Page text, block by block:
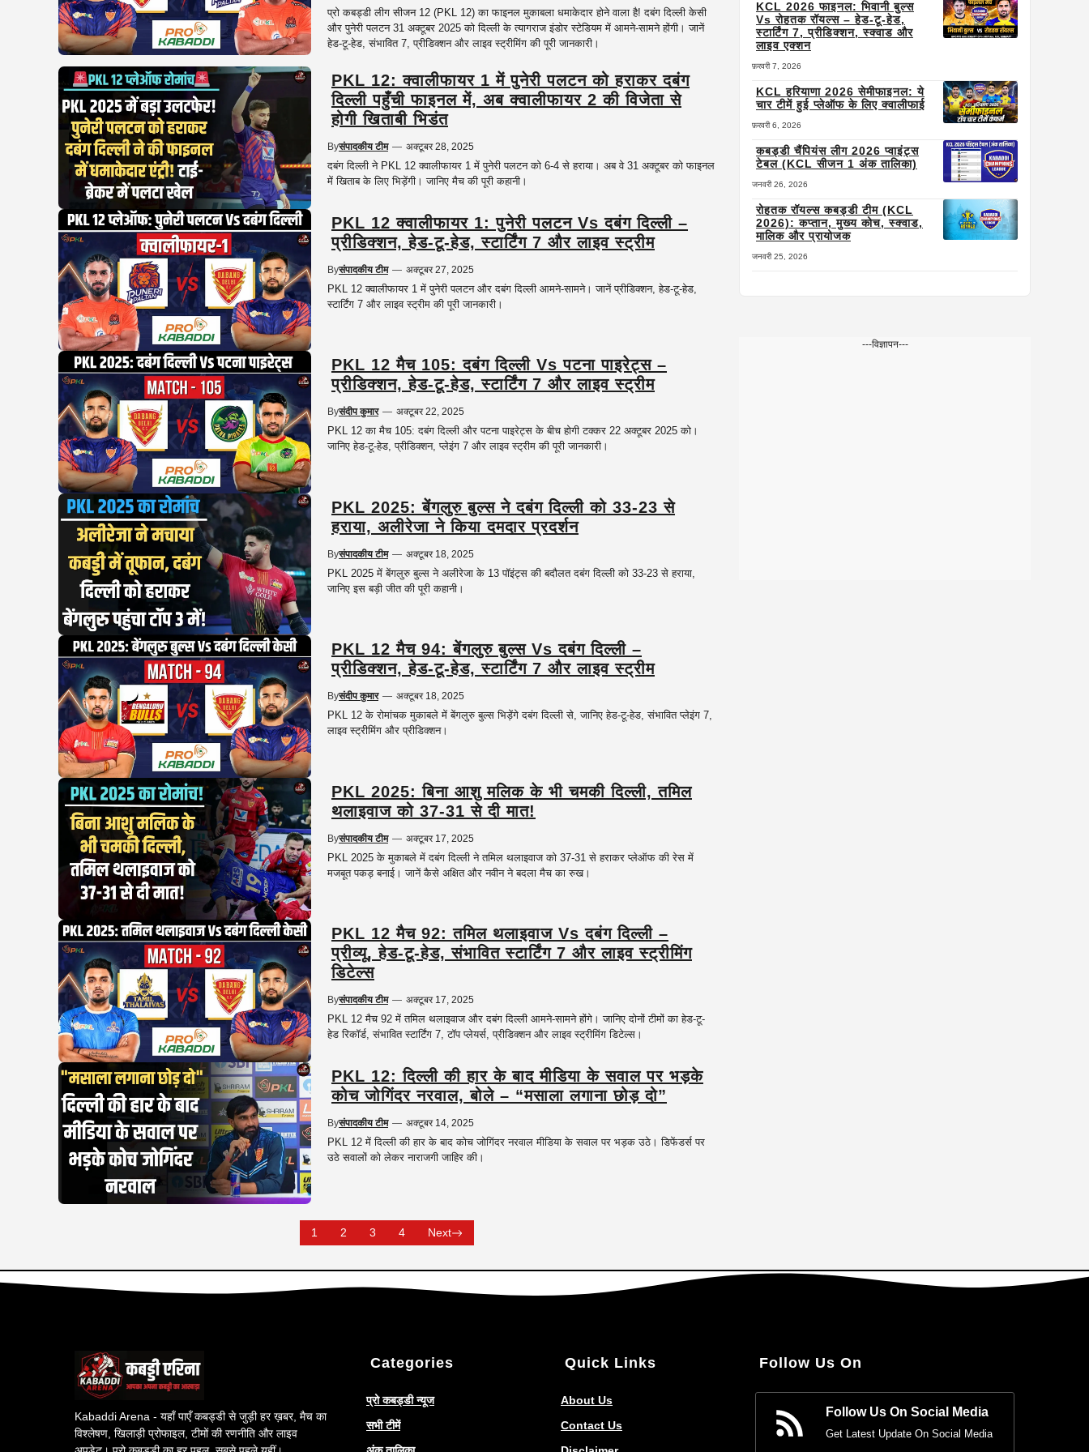
प्रो कबड्डी लीग सीजन 12 (PKL 12) का फाइनल मुकाबला धमाकेदार होने वाला है! दबंग दिल्ली केसी
और पुनेरी पलटन 31 अक्टूबर 2025 को दिल्ली के त्यागराज इंडोर स्टेडियम में आमने-सामने होंगी। जानें
हेड-टू-हेड, संभावित 7, प्रीडिक्शन और लाइव स्ट्रीमिंग की पूरी जानकारी।
PKL 12: क्वालीफायर 1 में पुनेरी पलटन को हराकर दबंग
दिल्ली पहुँची फाइनल में, अब क्वालीफायर 2 की विजेता से
होगी खिताबी भिडंत
Byसंपादकीय टीम — अक्टूबर 28, 2025
दबंग दिल्ली ने PKL 12 क्वालीफायर 1 में पुनेरी पलटन को 6-4 से हराया। अब वे 31 अक्टूबर को फाइनल
में खिताब के लिए भिड़ेंगी। जानिए मैच की पूरी कहानी।
PKL 12 क्वालीफायर 1: पुनेरी पलटन Vs दबंग दिल्ली –
प्रीडिक्शन, हेड-टू-हेड, स्टार्टिंग 7 और लाइव स्ट्रीम
Byसंपादकीय टीम — अक्टूबर 27, 2025
PKL 12 क्वालीफायर 1 में पुनेरी पलटन और दबंग दिल्ली आमने-सामने। जानें प्रीडिक्शन, हेड-टू-हेड,
स्टार्टिंग 7 और लाइव स्ट्रीम की पूरी जानकारी।
PKL 12 मैच 105: दबंग दिल्ली Vs पटना पाइरेट्स –
प्रीडिक्शन, हेड-टू-हेड, स्टार्टिंग 7 और लाइव स्ट्रीम
Byसंदीप कुमार — अक्टूबर 22, 2025
PKL 12 का मैच 105: दबंग दिल्ली और पटना पाइरेट्स के बीच होगी टक्कर 22 अक्टूबर 2025 को।
जानिए हेड-टू-हेड, प्रीडिक्शन, प्लेइंग 7 और लाइव स्ट्रीम की पूरी जानकारी।
PKL 2025: बेंगलुरु बुल्स ने दबंग दिल्ली को 33-23 से
हराया, अलीरेजा ने किया दमदार प्रदर्शन
Byसंपादकीय टीम — अक्टूबर 18, 2025
PKL 2025 में बेंगलुरु बुल्स ने अलीरेजा के 13 पॉइंट्स की बदौलत दबंग दिल्ली को 33-23 से हराया,
जानिए इस बड़ी जीत की पूरी कहानी।
PKL 12 मैच 94: बेंगलुरु बुल्स Vs दबंग दिल्ली –
प्रीडिक्शन, हेड-टू-हेड, स्टार्टिंग 7 और लाइव स्ट्रीम
Byसंदीप कुमार — अक्टूबर 18, 2025
PKL 12 के रोमांचक मुकाबले में बेंगलुरु बुल्स भिड़ेंगे दबंग दिल्ली से, जानिए हेड-टू-हेड, संभावित प्लेइंग 7,
लाइव स्ट्रीमिंग और प्रीडिक्शन।
PKL 2025: बिना आशु मलिक के भी चमकी दिल्ली, तमिल
थलाइवाज को 37-31 से दी मात!
Byसंपादकीय टीम — अक्टूबर 17, 2025
PKL 2025 के मुकाबले में दबंग दिल्ली ने तमिल थलाइवाज को 37-31 से हराकर प्लेऑफ की रेस में
मजबूत पकड़ बनाई। जानें कैसे अक्षित और नवीन ने बदला मैच का रुख।
PKL 12 मैच 92: तमिल थलाइवाज Vs दबंग दिल्ली –
प्रीव्यू, हेड-टू-हेड, संभावित स्टार्टिंग 7 और लाइव स्ट्रीमिंग
डिटेल्स
Byसंपादकीय टीम — अक्टूबर 17, 2025
PKL 12 मैच 92 में तमिल थलाइवाज और दबंग दिल्ली आमने-सामने होंगे। जानिए दोनों टीमों का हेड-टू-
हेड रिकॉर्ड, संभावित स्टार्टिंग 7, टॉप प्लेयर्स, प्रीडिक्शन और लाइव स्ट्रीमिंग डिटेल्स।
PKL 12: दिल्ली की हार के बाद मीडिया के सवाल पर भड़के
कोच जोगिंदर नरवाल, बोले – “मसाला लगाना छोड़ दो”
Byसंपादकीय टीम — अक्टूबर 14, 2025
PKL 12 में दिल्ली की हार के बाद कोच जोगिंदर नरवाल मीडिया के सवाल पर भड़क उठे। डिफेंडर्स पर
उठे सवालों को लेकर नाराजगी जाहिर की।
1 2 3 4 Next
KCL 2026 फाइनल: भिवानी बुल्स
Vs रोहतक रॉयल्स – हेड-टू-हेड,
स्टार्टिंग 7, प्रीडिक्शन, स्क्वाड और
लाइव एक्शन
फ़रवरी 7, 2026
KCL हरियाणा 2026 सेमीफाइनल: ये
चार टीमें हुई प्लेऑफ के लिए क्वालीफाई
फ़रवरी 6, 2026
कबड्डी चैंपियंस लीग 2026 प्वाइंट्स
टेबल (KCL सीजन 1 अंक तालिका)
जनवरी 26, 2026
रोहतक रॉयल्स कबड्डी टीम (KCL
2026): कप्तान, मुख्य कोच, स्क्वाड,
मालिक और प्रायोजक
जनवरी 25, 2026
---विज्ञापन---
Kabaddi Arena - यहाँ पाएँ कबड्डी से जुड़ी हर ख़बर, मैच का
विश्लेषण, खिलाड़ी प्रोफाइल, टीमों की रणनीति और लाइव
Categories
प्रो कबड्डी न्यूज
सभी टीमें
Quick Links
About Us
Contact Us
Follow Us On
Follow Us On Social Media
Get Latest Update On Social Media